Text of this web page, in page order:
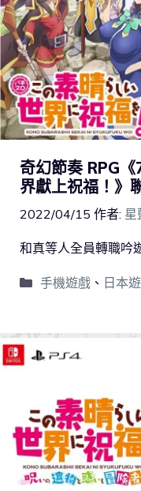
奇幻節奏 RPG
界獻上祝福！》
2022/04/15 作者: 星
和真等人全員轉職吟
手機遊戲、 日本